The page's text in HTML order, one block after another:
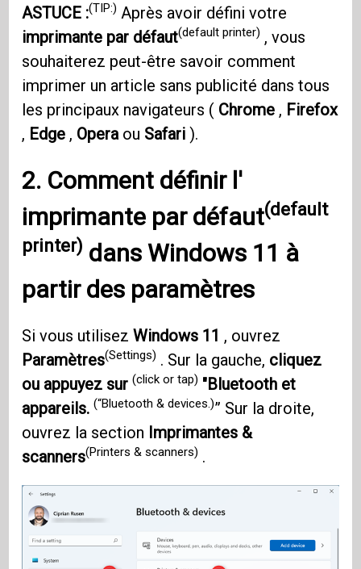
ASTUCE :(TIP:) Après avoir défini votre
imprimante par défaut(default printer) , vous
souhaiterez peut-être savoir comment
imprimer un article sans publicité dans tous
les principaux navigateurs ( Chrome , Firefox
, Edge , Opera ou Safari ).
2. Comment définir l'
imprimante par défaut(default
printer) dansWindows 11 à
partir des paramètres
Si vous utilisezWindows 11 , ouvrez
Paramètres(Settings) . Sur la gauche, cliquez
ou appuyez sur(click or tap) "Bluetooth et
appareils.(“Bluetooth & devices.)” Sur la droite,
ouvrez la section Imprimantes &
scanners(Printers & scanners) .